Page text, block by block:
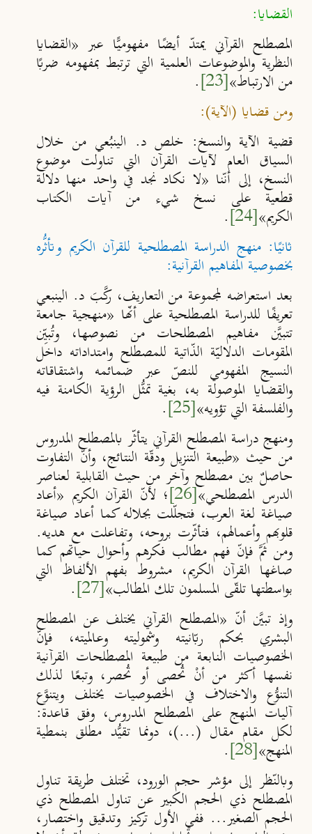
القضايا:
المصطلح القرآني يمتدّ أيضًا مفهوميًّا عبر «القضايا
النظرية والموضوعات العلمية التي ترتبط بمفهومه ضربًا
من الارتباط»[23]
.
ومن قضايا (الآية):
قضية الآية والنسخ: خلص د. الينبُعي من خلال
السياق العام لآيات القرآن التي تناولت موضوع
النسخ، إلى أنّنا «لا نكاد نجد في واحد منها دلالة
قطعية على نسخ شيء من آيات الكتاب
الكريم»[24]
.
ثانيًا: منهج الدراسة المصطلحية للقرآن الكريم وتأثُّره
بخصوصية المفاهيم القرآنية:
بعد استعراضه لمجموعة من التعاريف، ركَّبَ د. الينبعي
تعريفًا للدراسة المصطلحية على أنّها «منهجية جامعة
تتبيَّن مفاهيم المصطلحات من نصوصها، وتُبيِّن
المقومات الدلاليّة الذّاتية للمصطلح وامتداداته داخل
النسيج المفهومي للنصعبر ضمائمه واشتقاقاته
والقضايا الموصولة به، بغية تمثُّل الرؤية الكامنة فيه
والفلسفة التي تؤويه»
[25]
.
ومنهج دراسة المصطلح القرآني يتأثّر بالمصطلح المدروس
من حيث «طبيعة التنزيل ودقّة النتائج، وأنّ التفاوت
حاصلٌ بين مصطلح وآخر من حيث القابلية لعناصر
الدرس المصطلحي»[26] ؛ لأنّ القرآن الكريم «أعاد
صياغة لغة العرب، فتجلّلت بجلاله كما أعاد صياغة
قلوبهم وأعمالهم، فتأثّرت بروحه، وتفاعلت مع هديه.
ومن ثَمَّ فإنّ فهم مطالب فكرهم وأحوال حياتهم كما
صاغها القرآن الكريم، مشروط بفهم الألفاظ التي
بواسطتها تلقّى المسلمون تلك المطالب»
[27]
.
وإذ تبيَّن أنّ «المصطلح القرآني يختلف عن المصطلح
البشري بحكم ربّانيته وشموليته وعالميته، فإنّ
الخصوصيات النابعة من طبيعة المصطلحات القرآنية
نفسها أكثر من أنْ تُحصى أو تُحصر، وتبعًا لذلك
التنوُّع والاختلاف في الخصوصيات يختلف ويتنوَّع
آليات المنهج على المصطلح المدروس، وفق قاعدة:
لكل مقام مقال (...)، دونما تقيُّد مطلق بنمطية
المنهج»
[28]
.
وبالنّظر إلى مؤشر حجم الورود، تختلف طريقة تناول
المصطلح ذي الحجم الكبير عن تناول المصطلح ذي
الحجم الصغير... ففي الأول تركيز وتدقيق واختصار،